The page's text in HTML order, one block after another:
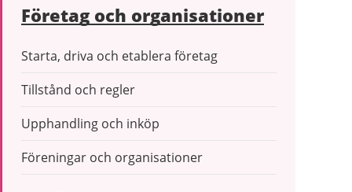
Företag och organisationer
Starta, driva och etablera företag
Tillstånd och regler
Upphandling och inköp
Föreningar och organisationer